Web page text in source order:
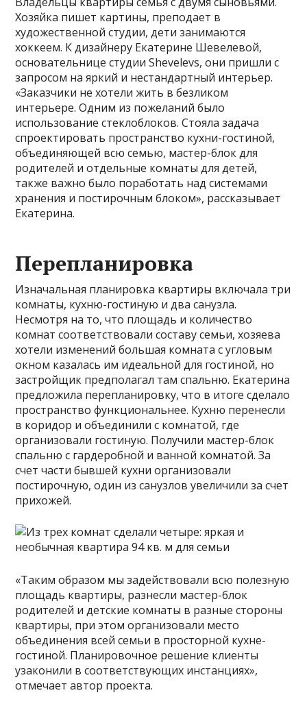
Хозяйка пишет картины, преподает в
художественной студии, дети занимаются
хоккеем. К дизайнеру Екатерине Шевелевой,
основательнице студии Shevelevs, они пришли с
запросом на яркий и нестандартный интерьер.
«Заказчики не хотели жить в безликом
интерьере. Одним из пожеланий было
использование стеклоблоков. Стояла задача
спроектировать пространство кухни-гостиной,
объединяющей всю семью, мастер-блок для
родителей и отдельные комнаты для детей,
также важно было поработать над системами
хранения и постирочным блоком», рассказывает
Екатерина.
Перепланировка
Изначальная планировка квартиры включала три
комнаты, кухню-гостиную и два санузла.
Несмотря на то, что площадь и количество
комнат соответствовали составу семьи, хозяева
хотели изменений большая комната с угловым
окном казалась им идеальной для гостиной, но
застройщик предполагал там спальню. Екатерина
предложила перепланировку, что в итоге сделало
пространство функциональнее. Кухню перенесли
в коридор и объединили с комнатой, где
организовали гостиную. Получили мастер-блок
спальню с гардеробной и ванной комнатой. За
счет части бывшей кухни организовали
постирочную, один из санузлов увеличили за счет
прихожей.
«Таким образом мы задействовали всю полезную
площадь квартиры, разнесли мастер-блок
родителей и детские комнаты в разные стороны
квартиры, при этом организовали место
объединения всей семьи в просторной кухне-
гостиной. Планировочное решение клиенты
узаконили в соответствующих инстанциях»,
отмечает автор проекта.